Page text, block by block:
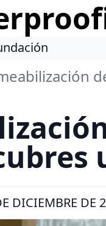
DICIEMBRE DE